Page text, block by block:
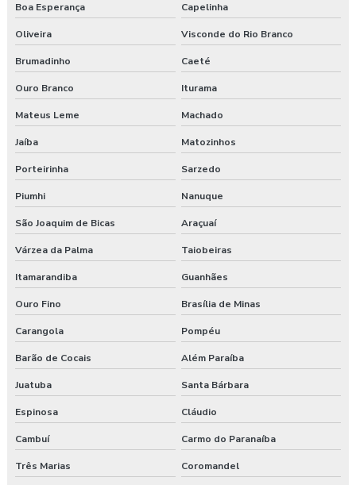
Pgr rural
Pgr segurança do trabalho
Pgr segurança do trabalho esocial
Pgr segurança do trabalho nr
Pgr segurança do trabalho nr 01
Pgrtr nr 31
Plano de atendimento a emergência
Plano de atendimento a emergência em obras
Programa de gerenciamento de riscos ambientais
Programa de gerenciamento de riscos no trabalho rural
Programa de gerenciamento de riscos no trabalho rural pgr
Programa de gerenciamento de riscos nr
Boa Esperança Capelinha
Oliveira Visconde do Rio Branco
Brumadinho Caeté
Ouro Branco Iturama
Mateus Leme Machado
Jaíba Matozinhos
Porteirinha Sarzedo
Piumhi Nanuque
São Joaquim de Bicas Araçuaí
Várzea da Palma Taiobeiras
Itamarandiba Guanhães
Ouro Fino Brasília de Minas
Carangola Pompéu
Barão de Cocais Além Paraíba
Juatuba Santa Bárbara
Espinosa Cláudio
Cambuí Carmo do Paranaíba
Três Marias Coromandel